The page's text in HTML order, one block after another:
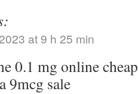
at 9 h 25 min
0.1 mg online
9mcg sale